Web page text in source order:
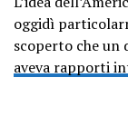
oggidì
scoperto che un
aveva rapporti